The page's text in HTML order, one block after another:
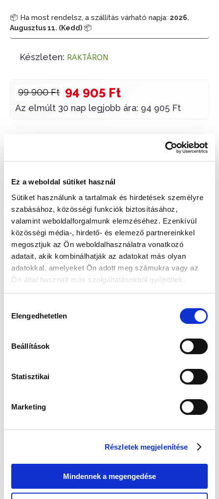
Ez a weboldal sütiket használ
Sütiket használunk a tartalmak és hirdetések személyre
szabásához, közösségi funkciók biztosításához,
valamint weboldalforgalmunk elemzéséhez. Ezenkívül
közösségi média-, hirdető- és elemező partnereinkkel
megosztjuk az Ön weboldalhasználatra vonatkozó
adatait, akik kombinálhatják az adatokat más olyan
adatokkal, amelyeket Ön adott meg számukra vagy az
Ön által használt más szolgáltatásokból gyűjtöttek.
kiválasztása
Elengedhetetlen
Beállítások
Statisztikai
Marketing
Részletek megjelenítése
Mindennek a megengedése
📦 Ha most rendelsz, a szállítás várható napja: 2026.
Augusztus 11. (Kedd) 📦
Készleten: RAKTÁRON
99 900 Ft 94 905 Ft
Az elmúlt 30 nap legjobb ára: 94 905 Ft
Gyors szállítás
1-2 munkanap
Garancia
Hivatalos forgalmazó
Biztonságos
Fizetés
🎁 VÁLASSZ AJÁNDÉKOT MELLÉ!
Női Fülbevaló - Color My
Varrott Óratartó Doboz 6
Válassz egyet, majd kattints a Kosárba gombra! Ha most kihagyod, a
Citizen NJ0210-13L Férfi Karóra -